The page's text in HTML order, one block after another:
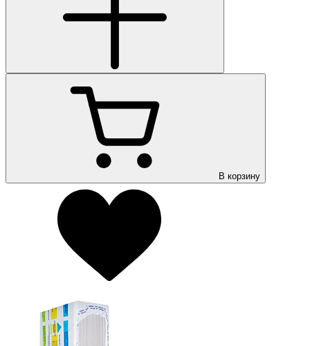
В корзину